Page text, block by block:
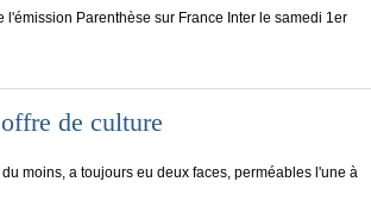
l'émission Parenthèse sur France Inter le samedi 1er
de culture
moins, a toujours eu deux faces, perméables l'une à